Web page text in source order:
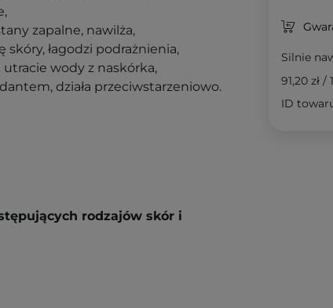
zapalne, nawilża,
łagodzi podrażnienia,
wody z naskórka,
działa przeciwstarzeniowo.
rodzajów skór i
Silnie
91,20 zł /
ID